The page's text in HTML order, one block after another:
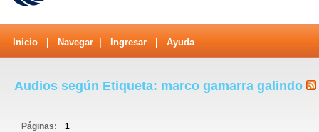
Inicio Navegar Ingresar Ayuda
Audios según Etiqueta: marco gamarra galindo
Páginas: 1